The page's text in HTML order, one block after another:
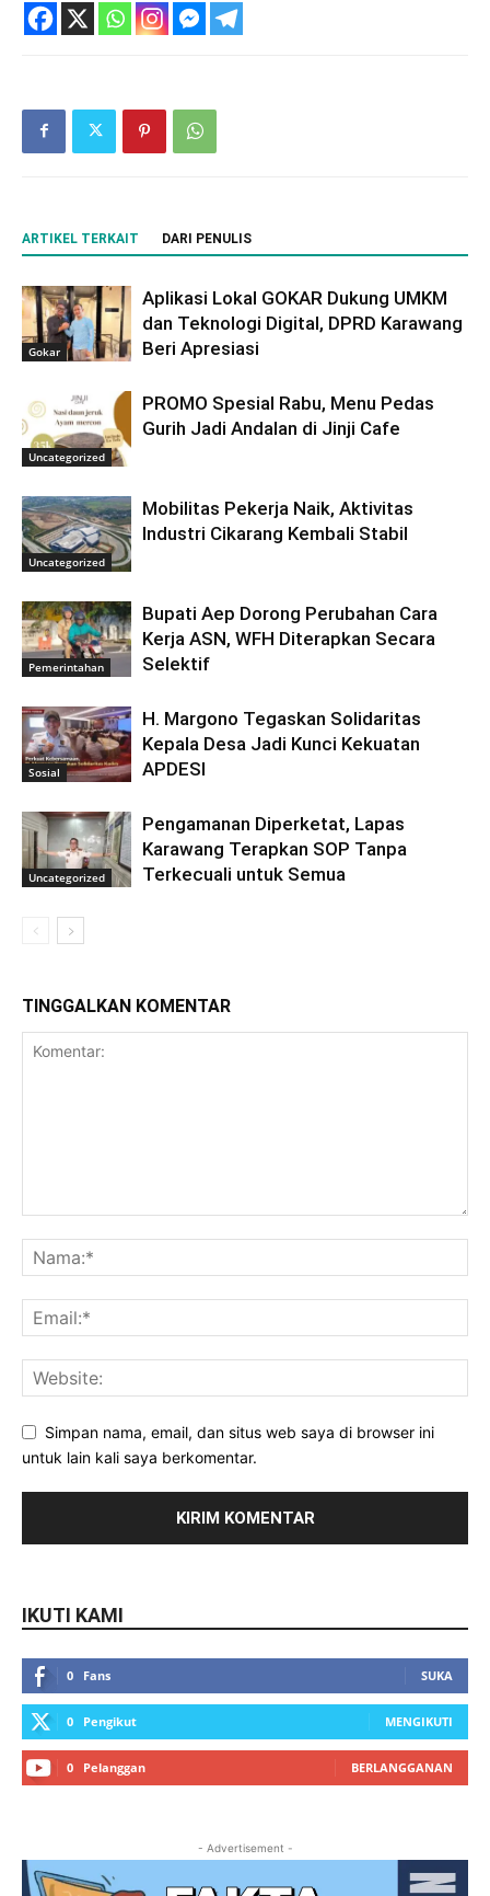
ARTIKEL TERKAIT DARI PENULIS
Gokar
Aplikasi Lokal GOKAR Dukung UMKM
dan Teknologi Digital, DPRD Karawang
Beri Apresiasi
Uncategorized
PROMO Spesial Rabu, Menu Pedas
Gurih Jadi Andalan di Jinji Cafe
Uncategorized
Mobilitas Pekerja Naik, Aktivitas
Industri Cikarang Kembali Stabil
Pemerintahan
Bupati Aep Dorong Perubahan Cara
Kerja ASN, WFH Diterapkan Secara
Selektif
Sosial
H. Margono Tegaskan Solidaritas
Kepala Desa Jadi Kunci Kekuatan
APDESI
Uncategorized
Pengamanan Diperketat, Lapas
Karawang Terapkan SOP Tanpa
Terkecuali untuk Semua
TINGGALKAN KOMENTAR
Simpan nama, email, dan situs web saya di browser ini
untuk lain kali saya berkomentar.
IKUTI KAMI
0 Fans SUKA
0 Pengikut MENGIKUTI
0 Pelanggan BERLANGGANAN
- Advertisement -